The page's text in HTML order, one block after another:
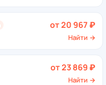
от 20 967 ₽
Найти →
от 23 869 ₽
Найти →